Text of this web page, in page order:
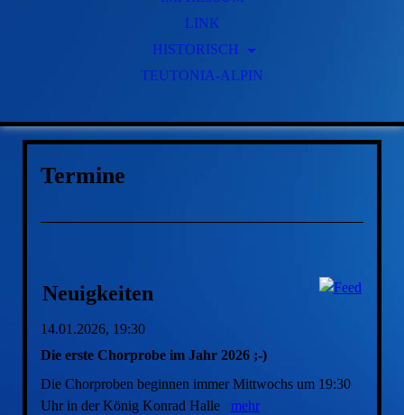
LINK
HISTORISCH
GESCHICHTE
FRÜHERE CHORLEITER
TEUTONIA-ALPIN
Termine
Neuigkeiten
14.01.2026, 19:30
Die erste Chorprobe im Jahr 2026 ;-)
Die Chorproben beginnen immer Mittwochs um 19:30
Uhr in der König Konrad Halle mehr